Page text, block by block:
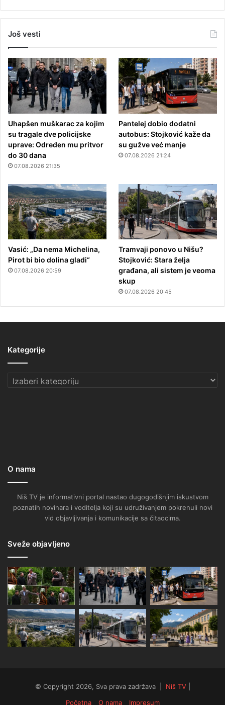
Još vesti
Uhapšen muškarac za kojim
su tragale dve policijske
uprave: Određen mu pritvor
do 30 dana
07.08.2026 21:35
Pantelej dobio dodatni
autobus: Stojković kaže da
su gužve već manje
07.08.2026 21:24
Vasić: „Da nema Michelina,
Pirot bi bio dolina gladi“
07.08.2026 20:59
Tramvaji ponovo u Nišu?
Stojković: Stara želja
građana, ali sistem je veoma
skup
07.08.2026 20:45
Kategorije
Kategorije
O nama
Niš TV je informativni portal nastao dugogodišnjim iskustvom
poznatih novinara i voditelja koji su udruživanjem pokrenuli novi
vid objavljivanja i komunikacije sa čitaocima.
Sveže objavljeno
© Copyright 2026, Sva prava zadržava | Niš TV|
Početna
O nama Impresum